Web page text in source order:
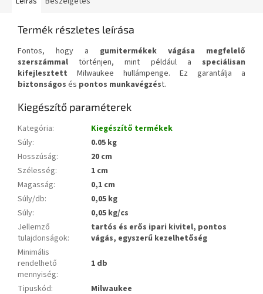
Termék részletes leírása
Fontos, hogy a gumitermékek vágása megfelelő
szerszámmaltörténjen, mint például a speciálisan
kifejlesztett Milwaukee hullámpenge. Ez garantálja a
biztonságos és pontos munkavégzést.
Kiegészítő paraméterek
Kategória:
Kiegészítő termékek
Súly:
0.05 kg
Hosszúság:
20 cm
Szélesség:
1 cm
Magasság:
0,1 cm
Súly/db:
0,05 kg
Súly:
0,05 kg/cs
Jellemző
tulajdonságok:
tartós és erős ipari kivitel, pontos
vágás, egyszerű kezelhetőség
Minimális
rendelhető
mennyiség:
1 db
Tipuskód: Milwaukee